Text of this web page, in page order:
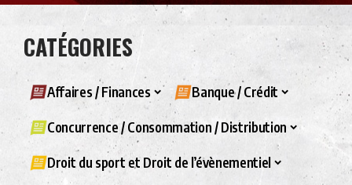
CATÉGORIES
Affaires / Finances Banque / Crédit
Concurrence / Consommation / Distribution
Droit du sport et Droit de l’évènementiel